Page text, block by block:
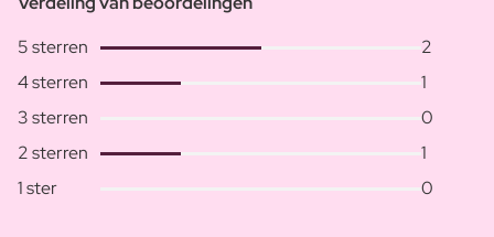
5 sterren
2
4 sterren
1
3 sterren
0
2 sterren
1
1 ster
0